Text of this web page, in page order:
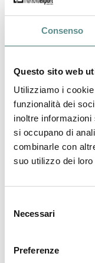
Consenso
Questo sito web
Utilizziamo i
funzionalità dei
inoltre
si occupano di
combinarle con
suo utilizzo dei
delNecessari
Preferenze
06/08/2026
Regolamento sugli imballaggi e rifiuti di
imballaggio
31/07/2026
CHIUSURA
CINA